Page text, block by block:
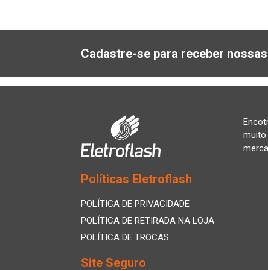
Cadastre-se para receber
muito
Políticas Eletroflash
POLÍTICA DE PRIVACIDADE
POLÍTICA DE RETIRADA NA LOJA
POLÍTICA DE TROCAS
Site Seguro